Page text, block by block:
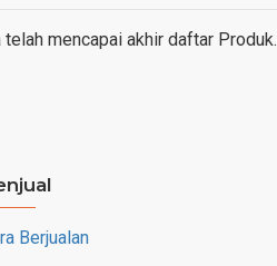
telah mencapai akhir daftar Produk.
Berjualan